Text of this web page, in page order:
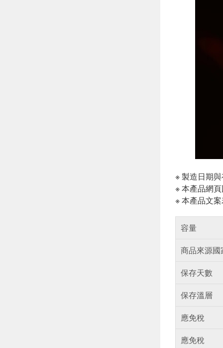
※ 製造日期
※ 本產品網
※ 本產品文
容量
商品來源國
保存天數
保存溫層
應免稅
應免稅